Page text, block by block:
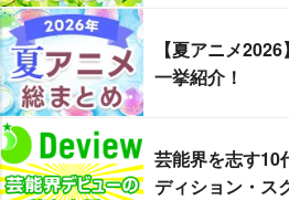
【夏アニメ
一挙紹介！
芸能界を志す
ディション・ス